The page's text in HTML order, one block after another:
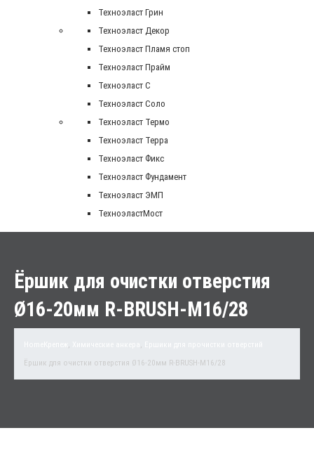
Техноэласт Грин
Техноэласт Декор
Техноэласт Пламя стоп
Техноэласт Прайм
Техноэласт С
Техноэласт Соло
Техноэласт Термо
Техноэласт Терра
Техноэласт Фикс
Техноэласт Фундамент
Техноэласт ЭМП
ТехноэластМост
Ёршик для очистки отверстия
Ø16-20мм R-BRUSH-M16/28
, ,
Ёршик для очистки отверстия Ø16-20мм R-BRUSH-M16/28